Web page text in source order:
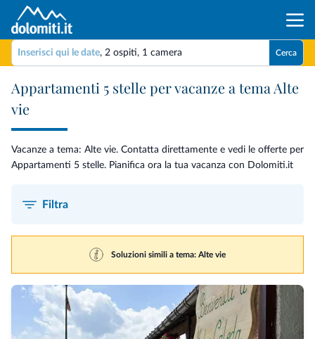
Inserisci qui le date, 2 ospiti, 1 camera Cerca
Appartamenti 5 stelle per vacanze a tema Alte
vie
Vacanze a tema: Alte vie. Contatta direttamente e vedi le offerte per
Appartamenti 5 stelle. Pianifica ora la tua vacanza con Dolomiti.it
Filtra
Soluzioni simili a tema: Alte vie